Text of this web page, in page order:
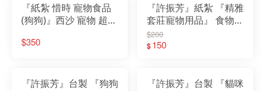
『紙紮 惜時 寵物食品
(狗狗)』西沙 寵物 超拔
紮 罐頭 食物 飼料 寵物
$350
『許振芳』紙紮 『精雅
套莊寵物用品』 食物
狗狗 貓咪 飼料 普渡 寵
物 金紙 紙紮 寵物金 食
$200
$150
『許振芳』台製 『狗狗
『許振芳』台製 『貓咪